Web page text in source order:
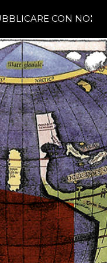
CON NOI